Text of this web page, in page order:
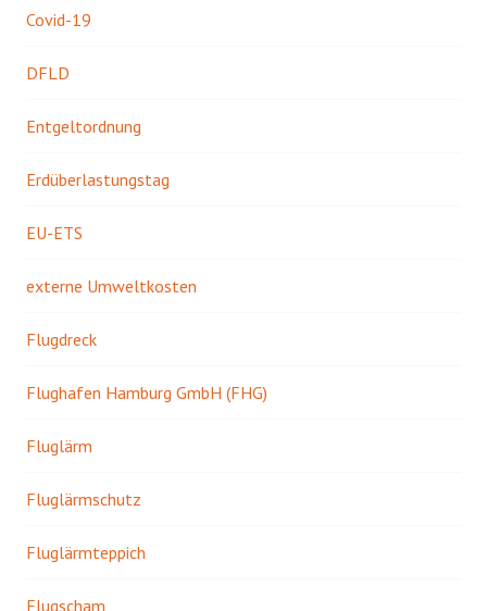
Covid-19
DFLD
Entgeltordnung
Erdüberlastungstag
EU-ETS
externe Umweltkosten
Flugdreck
Flughafen Hamburg GmbH (FHG)
Fluglärm
Fluglärmschutz
Fluglärmteppich
Flugscham